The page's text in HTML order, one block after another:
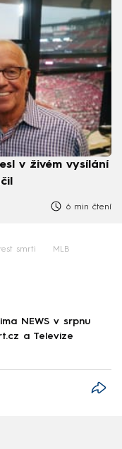
v živém vysílání
6 min čtení
smrti MLB
NEWS v srpnu
a Televize